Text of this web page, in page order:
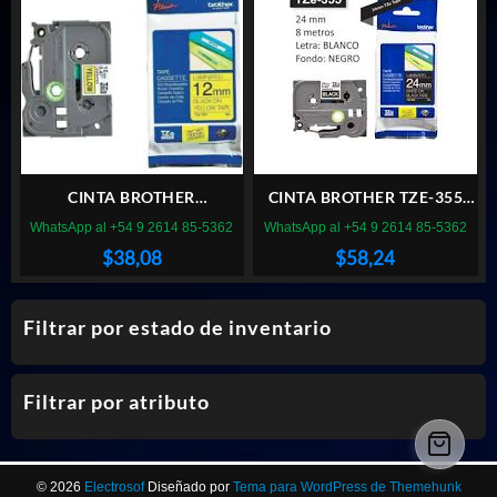
Filtrar por estado de inventario
Filtrar por atributo
CINTA BROTHER
ALTERNATIVA TZE-631
Negro/Amarillo
$38,08
WhatsApp al +54 9 2614 85-5362
CINTA BROTHER TZE-355
24mm x 8m Laminada
$58,24
WhatsApp al +54 9 2614 85-5362
© 2026 Electrosof Diseñado por Tema para WordPress de Themehunk